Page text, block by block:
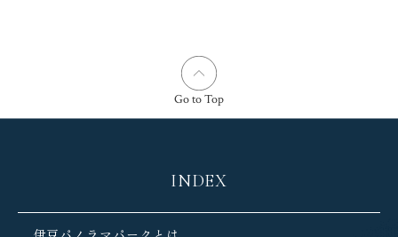
Go to Top
INDEX